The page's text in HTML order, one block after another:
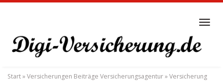
main
content
Start»Versicherungen Beiträge Versicherungsagentur»Versicherung